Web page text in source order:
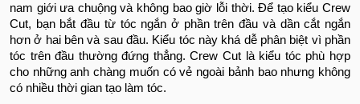
nam giới ưa chuộng và không bao giờ lỗi thời. Để tạo kiểu Crew
Cut, bạn bắt đầu từ tóc ngắn ở phần trên đầu và dần cắt ngắn
hơn ở hai bên và sau đầu. Kiểu tóc này khá dễ phân biệt vì phần
tóc trên đầu thường đứng thẳng. Crew Cut là kiểu tóc phù hợp
cho những anh chàng muốn có vẻ ngoài bảnh bao nhưng không
có nhiều thời gian tạo làm tóc.